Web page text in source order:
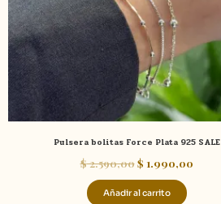
Pulsera bolitas Force Plata 925 SALE
$2.590,00$ 1.990,00
Añadir al carrito